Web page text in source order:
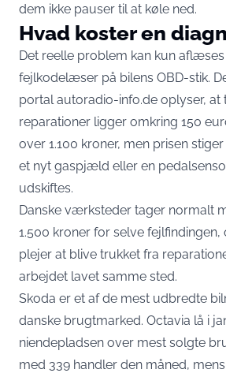
dem ikke pauser til at køle ned.
Hvad koster en
Det reelle problem kan kun
fejlkodelæser på bilens OBD-stik.
portal autoradio-info.de oplyser, at
reparationer ligger omkring 150
over 1.100 kroner, men prisen
et nyt gaspjæld eller en
udskiftes.
Danske værksteder tager normalt
1.500 kroner for selve
plejer at blive trukket fra
arbejdet lavet samme sted.
Skoda er et af de mest udbredte
danske brugtmarked. Octavia lå i
niendepladsen over mest solgte
med 339 handler den måned,